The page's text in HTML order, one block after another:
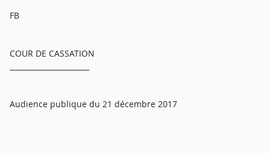
FB
COUR DE CASSATION
Audience publique du 21 décembre 2017